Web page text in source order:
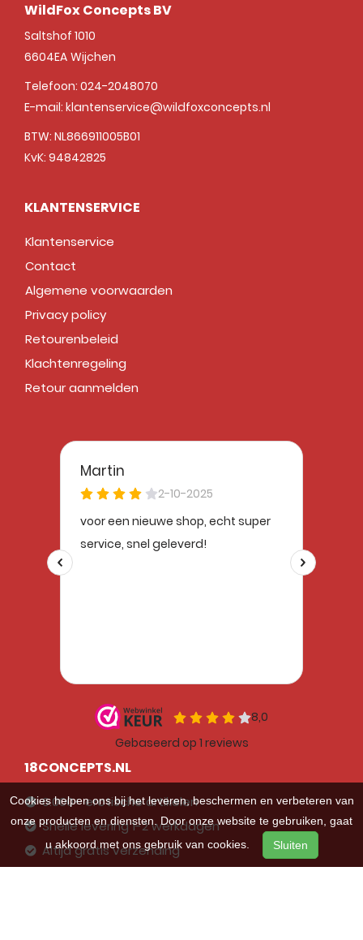
WildFox Concepts BV
Saltshof 1010
6604EA Wijchen
Telefoon: 024-2048070
E-mail: klantenservice@wildfoxconcepts.nl
BTW: NL866911005B01
KvK: 94842825
KLANTENSERVICE
Klantenservice
Contact
Algemene voorwaarden
Privacy policy
Retourenbeleid
Klachtenregeling
Retour aanmelden
18CONCEPTS.NL
6.000+ erotische artikelen
Snelle levering 1-2 werkdagen
Altijd gratis verzending
Cookies helpen ons bij het leveren, beschermen en verbeteren van
onze producten en diensten. Door onze website te gebruiken, gaat
u akkoord met ons gebruik van cookies.
Sluiten